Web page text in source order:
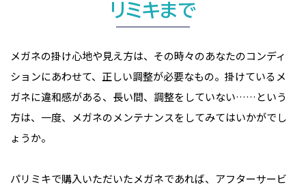
リミキまで
メガネの掛け心地や見え方は、その時々のあなたのコンディ
ションにあわせて、正しい調整が必要なもの。掛けているメ
ガネに違和感がある、長い間、調整をしていない……という
方は、一度、メガネのメンテナンスをしてみてはいかがでし
ょうか。
パリミキで購入いただいたメガネであれば、アフターサービ